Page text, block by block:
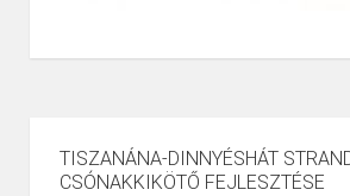
TISZANÁNA-DINNYÉSHÁT
CSÓNAKKIKÖTŐ FEJLESZTÉSE